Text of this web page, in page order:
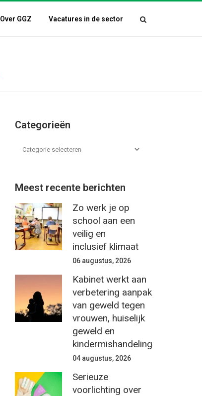
Over GGZ Vacatures in de sector
Categorieën
Meest recente berichten
Zo werk je op
school aan een
veilig en
inclusief klimaat
06 augustus, 2026
Kabinet werkt aan
verbetering aanpak
van geweld tegen
vrouwen, huiselijk
geweld en
kindermishandeling
04 augustus, 2026
Serieuze
voorlichting over